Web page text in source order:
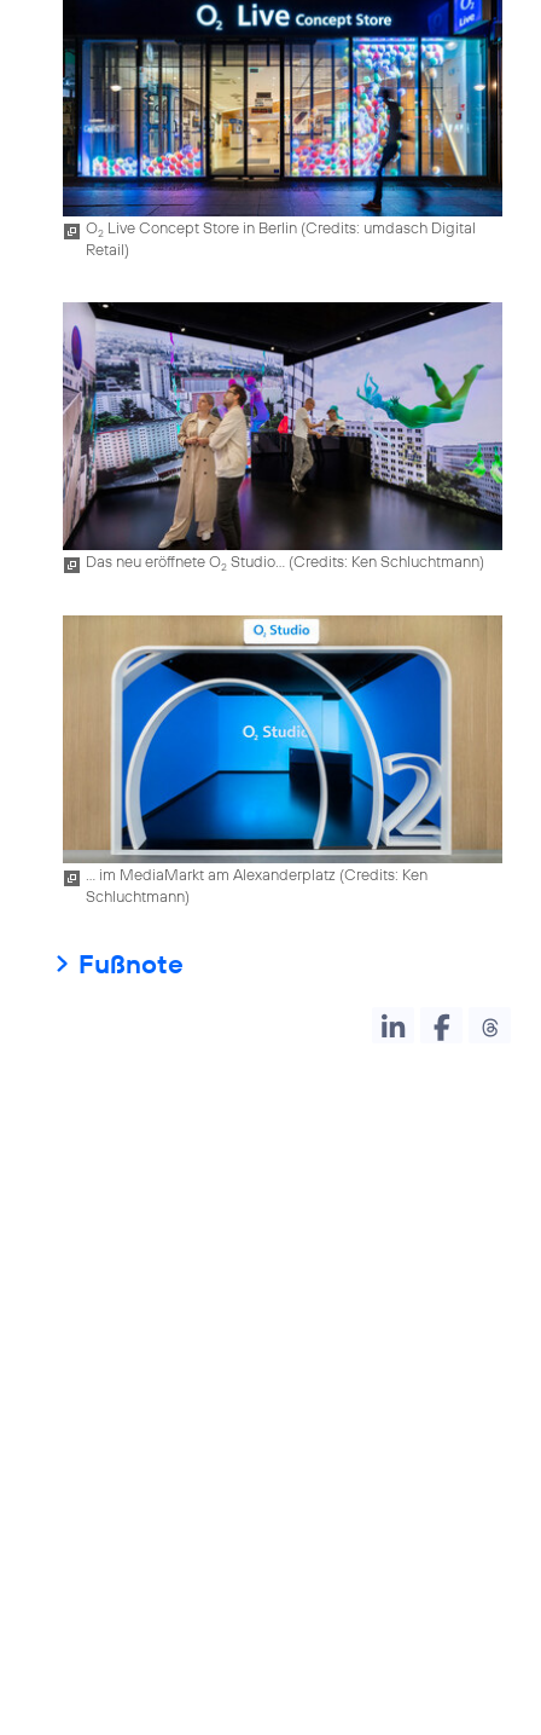
O2 Live Concept Store in Berlin (Credits: umdasch Digital
Retail)
Das neu eröffnete O2 Studio... (Credits: Ken Schluchtmann)
... im MediaMarkt am Alexanderplatz (Credits: Ken
Schluchtmann)
Fußnote